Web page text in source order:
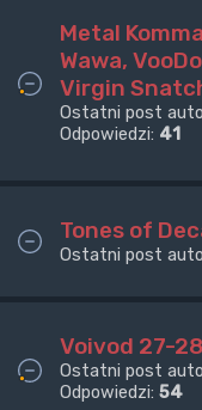
Metal
Wawa,
Virgin
Ostatni post
Odpowiedzi: 41
Tones of
Ostatni post
Voivod 27-
Ostatni post
Odpowiedzi: 54